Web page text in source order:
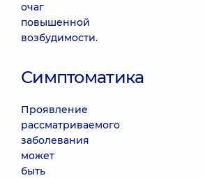
очаг
повышенной
возбудимости.
Симптоматика
Проявление
рассматриваемого
заболевания
может
быть